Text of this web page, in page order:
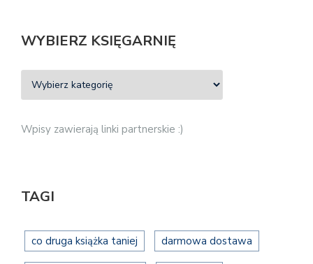
WYBIERZ KSIĘGARNIĘ
Wpisy zawierają linki partnerskie :)
TAGI
co druga książka taniej darmowa dostawa